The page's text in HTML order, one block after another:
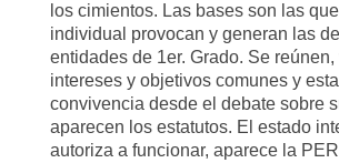
los cimientos. Las bases son las
individual provocan y generan las
entidades de 1er. Grado. Se
intereses y objetivos comunes y
convivencia desde el debate sobre
aparecen los estatutos. El estado
autoriza a funcionar, aparece la